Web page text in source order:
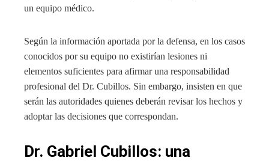
un equipo médico.
Según la información aportada por la defensa, en los casos
conocidos por su equipo no existirían lesiones ni
elementos suficientes para afirmar una responsabilidad
profesional del Dr. Cubillos. Sin embargo, insisten en que
serán las autoridades quienes deberán revisar los hechos y
adoptar las decisiones que correspondan.
Dr. Gabriel Cubillos: una